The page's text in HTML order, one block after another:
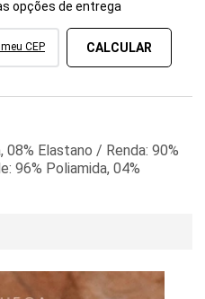
opções de entrega
Elastano / Renda: 90%
96% Poliamida, 04%